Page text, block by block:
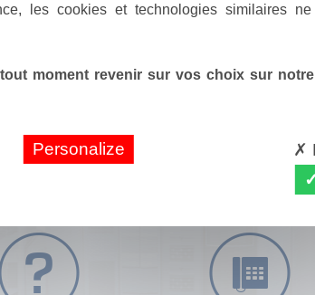
les cookies et technologies similaires
moment revenir sur vos choix sur
Personalize